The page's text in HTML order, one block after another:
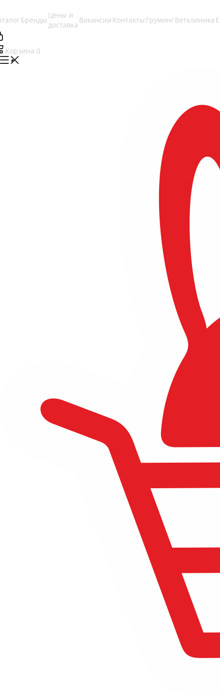
Бренды
Цены и
доставка
Вакансии Контакты ГрумингВетклиника
Корзина 0